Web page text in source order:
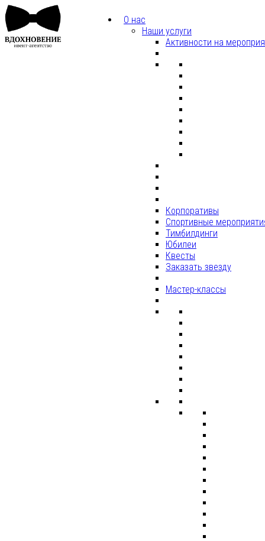
О нас
Наши услуги
Активности на
Корпоративы
Спортивные
Тимбилдинги
Юбилеи
Квесты
Заказать звезду
Мастер-классы